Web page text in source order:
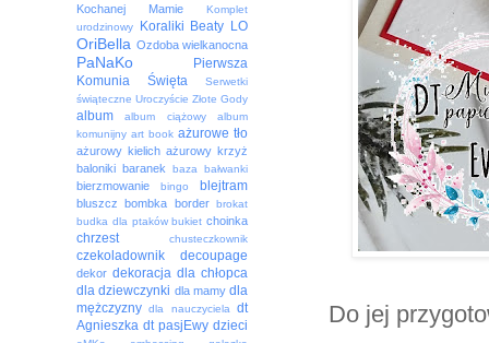
Do jej
Kochanej Mamie
Komplet
urodzinowy
Koraliki Beaty LO
OriBella Ozdoba wielkanocna
PaNaKo
Pierwsza
Komunia Święta
Serwetki
świąteczne Uroczyście Złote Gody
album album ciążowy
album
komunijny art book ażurowe tło
ażurowy kielich ażurowy krzyż
baloniki baranek baza bałwanki
bierzmowanie bingo blejtram
bluszcz bombka border brokat
budka dla ptaków bukiet choinka
chrzest chusteczkownik
czekoladownik decoupage
dekor dekoracja dla chłopca
dla dziewczynki dla mamy dla
mężczyzny dla nauczyciela dt
Agnieszka dt pasjEwy dzieci